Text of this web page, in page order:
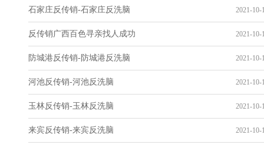
石家庄反传销-石家庄反洗脑 2021-10-
反传销广西百色寻亲找人成功 2021-10-
防城港反传销-防城港反洗脑 2021-10-
河池反传销-河池反洗脑 2021-10-
玉林反传销-玉林反洗脑 2021-10-
来宾反传销-来宾反洗脑 2021-10-